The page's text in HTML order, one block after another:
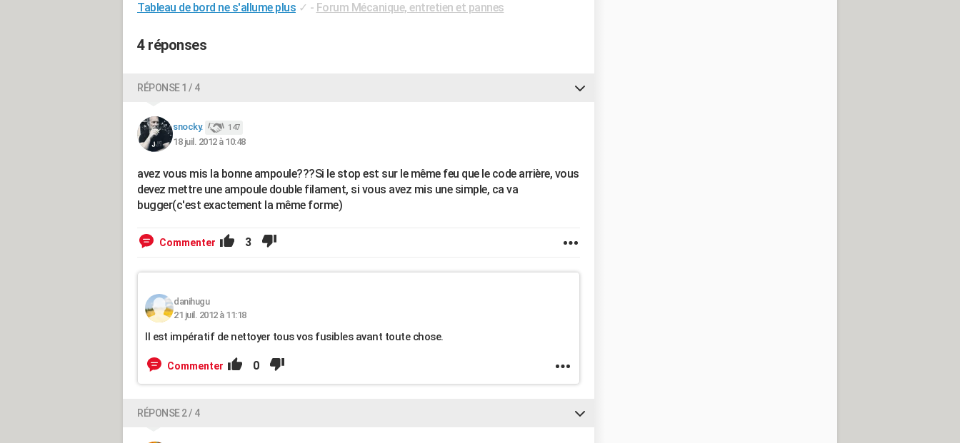
Tableau de bord ne s'allume plus ✓ - Forum Mécanique, entretien et pannes
4 réponses
RÉPONSE 1 / 4
snocky. 147
18 juil. 2012 à 10:48
avez vous mis la bonne ampoule???Si le stop est sur le même feu que le code arrière, vous
devez mettre une ampoule double filament, si vous avez mis une simple, ca va
bugger(c'est exactement la même forme)
Commenter 3
danihugu
21 juil. 2012 à 11:18
Il est impératif de nettoyer tous vos fusibles avant toute chose.
Commenter 0
RÉPONSE 2 / 4